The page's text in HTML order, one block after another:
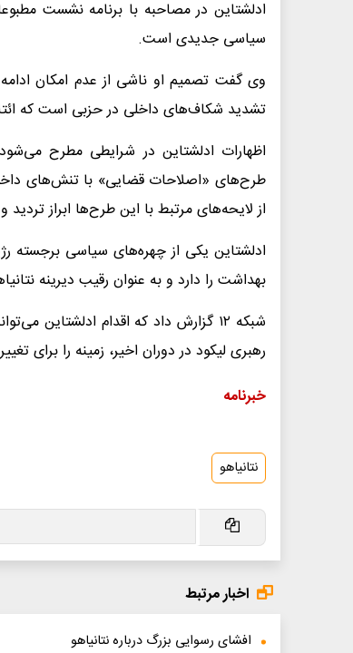
سیاسی جدیدی است.
وی گفت تصمیم او ناشی از عدم امکان
تشدید شکاف‌های داخلی در حزبی است که
اظهارات ادلشتاین در شرایطی مطرح
طرح‌های «اصلاحات قضایی» با تنش‌های
از لایحه‌های مرتبط با این طرح‌ها ابراز تردید
ادلشتاین یکی از چهره‌های سیاسی
بهداشت را دارد و به عنوان رقیب دیرینه
شبکه ۱۲ گزارش داد که اقدام ادلشتاین
رهبری لیکود در دوران اخیر، زمینه را برای
خبرنامه
نتانیاهو
اخبار مرتبط
افشای رسوایی بزرگ درباره نتانیاهو